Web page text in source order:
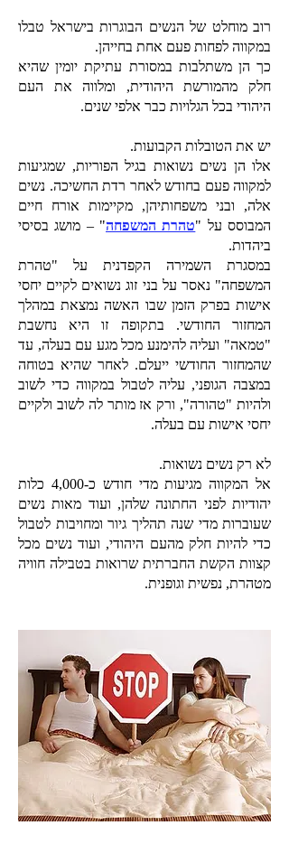
רוב מוחלט של הנשים הבוגרות בישראל טבלו
במקווה לפחות פעם אחת בחייהן.
כך הן משתלבות במסורת עתיקת יומין שהיא
חלק מהמורשת היהודית, ומלווה את העם
היהודי בכל הגלויות כבר אלפי שנים.
יש את הטובלות הקבועות.
אלו הן נשים נשואות בגיל הפוריות, שמגיעות
למקווה פעם בחודש לאחר רדת החשיכה. נשים
אלה, ובני משפחותיהן, מקיימות אורח חיים
המבוסס על "טהרת המשפחה" – מושג בסיסי
ביהדות.
במסגרת השמירה הקפדנית על "טהרת
המשפחה" נאסר על בני זוג נשואים לקיים יחסי
אישות בפרק הזמן שבו האשה נמצאת במהלך
המחזור החודשי. בתקופה זו היא נחשבת
"טמאה" ועליה להימנע מכל מגע עם בעלה, עד
שהמחזור החודשי ייעלם. לאחר שהיא בטוחה
במצבה הגופני, עליה לטבול במקווה כדי לשוב
ולהיות "טהורה", ורק אז מותר לה לשוב ולקיים
יחסי אישות עם בעלה.
לא רק נשים נשואות.
אל המקווה מגיעות מדי חודש כ-4,000 כלות
יהודיות לפני החתונה שלהן, ועוד מאות נשים
שעוברות מדי שנה תהליך גיור ומחויבות לטבול
כדי להיות חלק מהעם היהודי, ועוד נשים מכל
קצוות הקשת החברתית שרואות בטבילה חוויה
מטהרת, נפשית וגופנית.